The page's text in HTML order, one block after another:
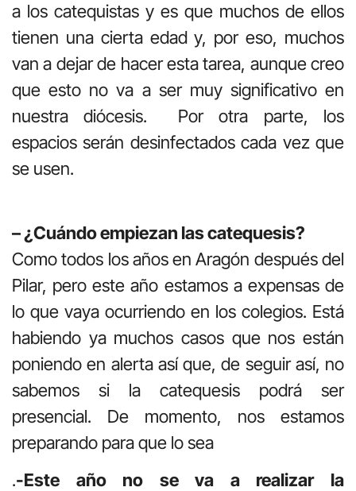
a los catequistas y es que muchos de ellos
tienen una cierta edad y, por eso, muchos
van a dejar de hacer esta tarea, aunque creo
que esto no va a ser muy significativo en
nuestra diócesis. Por otra parte, los
espacios serán desinfectados cada vez que
se usen.
– ¿Cuándo empiezan las catequesis?
Como todos los años en Aragón después del
Pilar, pero este año estamos a expensas de
lo que vaya ocurriendo en los colegios. Está
habiendo ya muchos casos que nos están
poniendo en alerta así que, de seguir así, no
sabemos si la catequesis podrá ser
presencial. De momento, nos estamos
preparando para que lo sea
.-Este año no se va a realizar la